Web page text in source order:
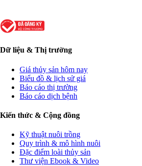
Dữ liệu & Thị trường
Giá thủy sản hôm nay
Biểu đồ & lịch sử giá
Báo cáo thị trường
Báo cáo dịch bệnh
Kiến thức & Cộng đồng
Kỹ thuật nuôi trồng
Quy trình & mô hình nuôi
Đặc điểm loài thủy sản
Thư viện Ebook & Video